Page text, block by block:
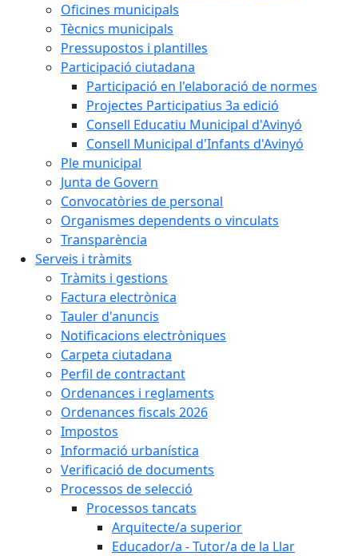
Oficines municipals
Tècnics municipals
Pressupostos i plantilles
Participació ciutadana
Participació en l'elaboració de normes
Projectes Participatius 3a edició
Consell Educatiu Municipal d'Avinyó
Consell Municipal d'Infants d'Avinyó
Ple municipal
Junta de Govern
Convocatòries de personal
Organismes dependents o vinculats
Transparència
Serveis i tràmits
Tràmits i gestions
Factura electrònica
Tauler d'anuncis
Notificacions electròniques
Carpeta ciutadana
Perfil de contractant
Ordenances i reglaments
Ordenances fiscals 2026
Impostos
Informació urbanística
Verificació de documents
Processos de selecció
Processos tancats
Arquitecte/a superior
Educador/a - Tutor/a de la Llar